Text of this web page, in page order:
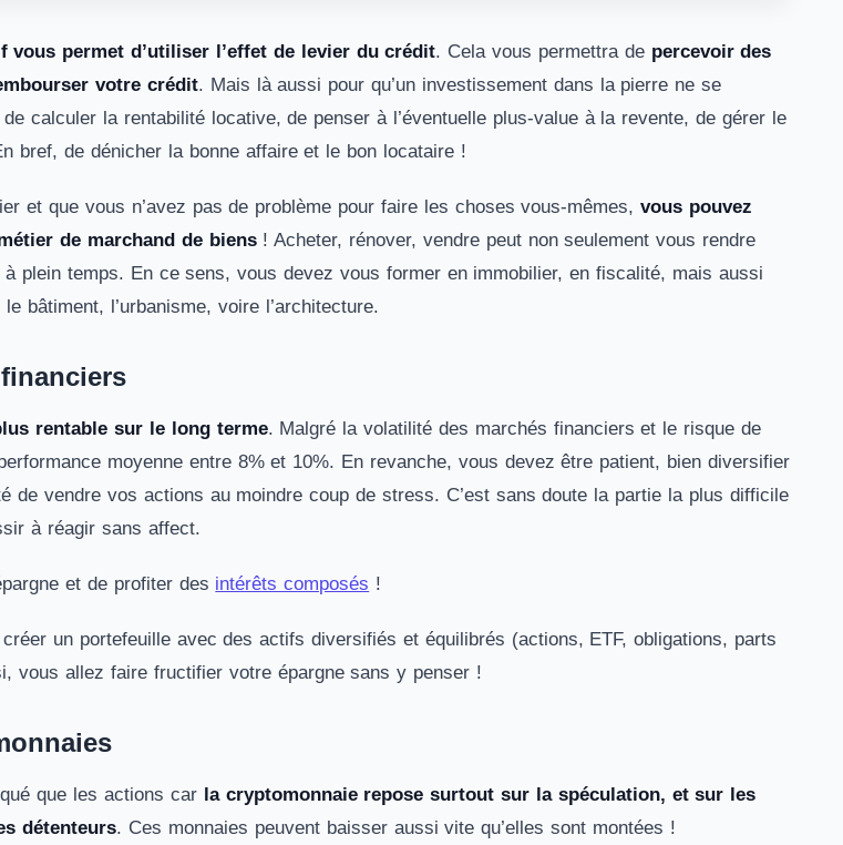
vous permet d’utiliser l’effet de levier du crédit. Cela vous permettra de percevoir des
votre crédit. Mais là aussi pour qu’un investissement dans la pierre ne se
calculer la rentabilité locative, de penser à l’éventuelle plus-value à la revente, de gérer le
bref, de dénicher la bonne affaire et le bon locataire !
et que vous n’avez pas de problème pour faire les choses vous-mêmes,vous pouvez
de marchand de biens! Acheter, rénover, vendre peut non seulement vous rendre
plein temps. En ce sens, vous devez vous former en immobilier, en fiscalité, mais aussi
bâtiment, l’urbanisme, voire l’architecture.
rentable sur le long terme. Malgré la volatilité des marchés financiers et le risque de
moyenne entre 8% et 10%. En revanche, vous devez être patient, bien diversifier
de vendre vos actions au moindre coup de stress. C’est sans doute la partie la plus difficile
à réagir sans affect.
et de profiter des intérêts composés !
un portefeuille avec des actifs diversifiés et équilibrés (actions, ETF, obligations, parts
vous allez faire fructifier votre épargne sans y penser !
que les actions car la cryptomonnaie repose surtout sur la spéculation, et sur les
détenteurs. Ces monnaies peuvent baisser aussi vite qu’elles sont montées !